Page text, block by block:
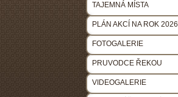
TAJEMNÁ MÍSTA
PLÁN AKCÍ NA ROK 2026
FOTOGALERIE
PRUVODCE ŘEKOU
VIDEOGALERIE